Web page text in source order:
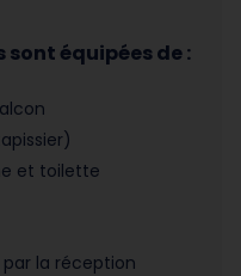
sont équipées de :
et toilette
la réception